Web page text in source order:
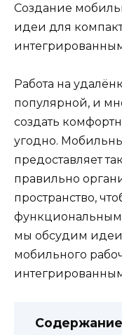
Создание
идеи для
Работа на
популярной, и
создать
угодно.
предоставляет
правильно
пространство,
функциональным,
мы обсудим
мобильного
Содержание